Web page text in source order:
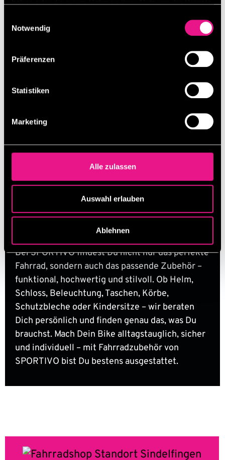
haben oder die sie im Rahmen Ihrer Nutzung der Dienste
Notwendig
Präferenzen
Statistiken
Marketing
Alle zulassen
Auswahl erlauben
Ablehnen
FAHRRAD­ZUBEHÖR
Bei SPORTIVO findest Du nicht nur das perfekte
Fahrrad, sondern auch das passende Zubehör –
funktional, hochwertig und stilvoll. Ob Helm,
Schloss, Beleuchtung, Taschen, Körbe,
Schutzbleche oder Kindersitze – wir beraten
Dich persönlich und finden genau das, was Du
brauchst. Mach Dein Bike alltagstauglich, sicher
und individuell – mit Fahrradzubehör von
SPORTIVO bist Du bestens ausgestattet.